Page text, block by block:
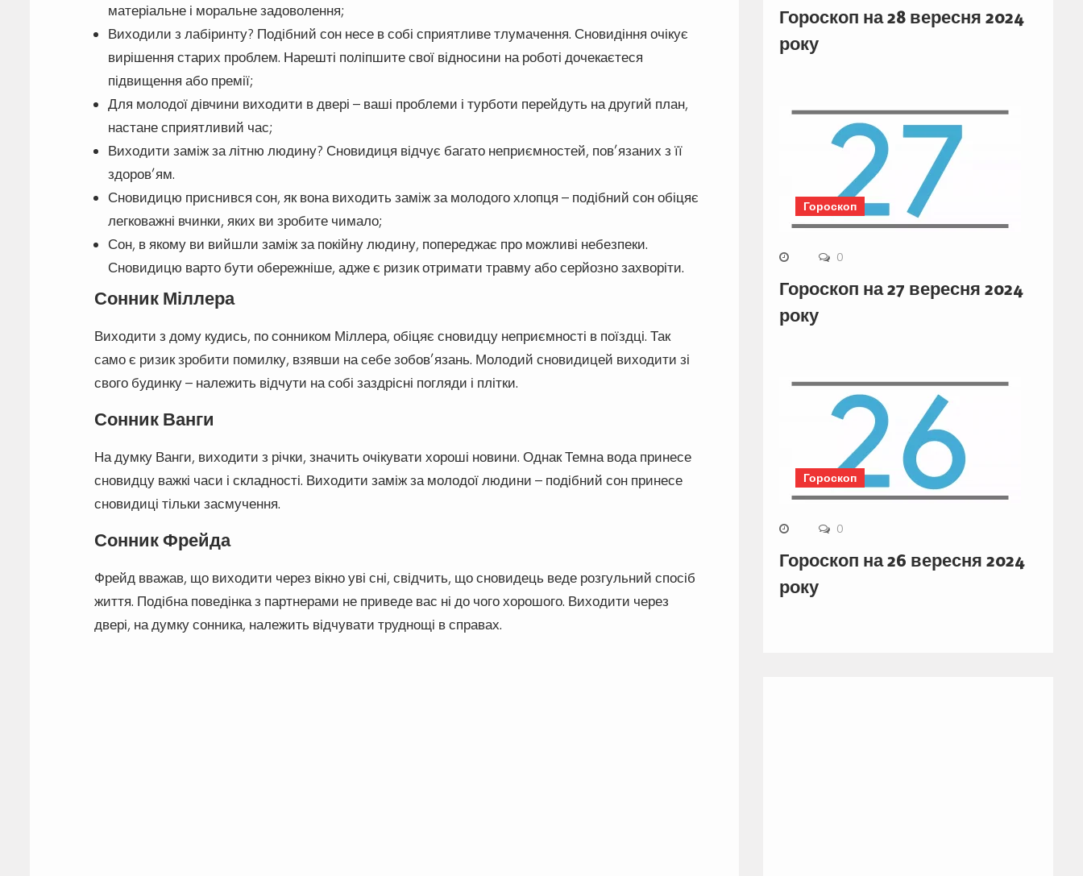
матеріальне і моральне задоволення;
Виходили з лабіринту? Подібний сон несе в собі сприятливе тлумачення. Сновидіння очікує
вирішення старих проблем. Нарешті поліпшите свої відносини на роботі дочекаєтеся
підвищення або премії;
Для молодої дівчини виходити в двері – ваші проблеми і турботи перейдуть на другий план,
настане сприятливий час;
Виходити заміж за літню людину? Сновидиця відчує багато неприємностей, пов’язаних з її
здоров’ям.
Сновидицю приснився сон, як вона виходить заміж за молодого хлопця – подібний сон обіцяє
легковажні вчинки, яких ви зробите чимало;
Сон, в якому ви вийшли заміж за покійну людину, попереджає про можливі небезпеки.
Сновидицю варто бути обережніше, адже є ризик отримати травму або серйозно захворіти.
Сонник Міллера
Виходити з дому кудись, по сонником Міллера, обіцяє сновидцу неприємності в поїздці. Так
само є ризик зробити помилку, взявши на себе зобов’язань. Молодий сновидицей виходити зі
свого будинку – належить відчути на собі заздрісні погляди і плітки.
Сонник Ванги
На думку Ванги, виходити з річки, значить очікувати хороші новини. Однак Темна вода принесе
сновидцу важкі часи і складності. Виходити заміж за молодої людини – подібний сон принесе
сновидиці тільки засмучення.
Сонник Фрейда
Фрейд вважав, що виходити через вікно уві сні, свідчить, що сновидець веде розгульний спосіб
життя. Подібна поведінка з партнерами не приведе вас ні до чого хорошого. Виходити через
двері, на думку сонника, належить відчувати труднощі в справах.
Гороскоп на 28 вересня 2024
року
Гороскоп
0
Гороскоп на 27 вересня 2024
року
Гороскоп
0
Гороскоп на 26 вересня 2024
року